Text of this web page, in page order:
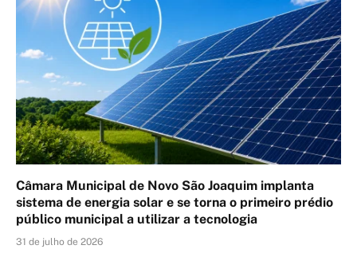
Câmara Municipal de Novo São Joaquim implanta
sistema de energia solar e se torna o primeiro prédio
público municipal a utilizar a tecnologia
31 de julho de 2026